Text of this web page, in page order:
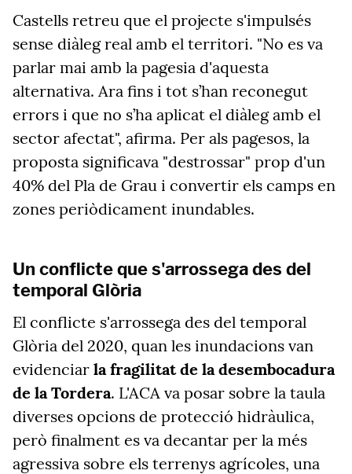
Castells retreu que el projecte s'impulsés
sense diàleg real amb el territori. "No es va
parlar mai amb la pagesia d'aquesta
alternativa. Ara fins i tot s’han reconegut
errors i que no s’ha aplicat el diàleg amb el
sector afectat", afirma. Per als pagesos, la
proposta significava "destrossar" prop d'un
40% del Pla de Grau i convertir els camps en
zones periòdicament inundables.
Un conflicte que s'arrossega des del
temporal Glòria
El conflicte s'arrossega des del temporal
Glòria del 2020, quan les inundacions van
evidenciar la fragilitat de la desembocadura
de la Tordera. L'ACA va posar sobre la taula
diverses opcions de protecció hidràulica,
però finalment es va decantar per la més
agressiva sobre els terrenys agrícoles, una